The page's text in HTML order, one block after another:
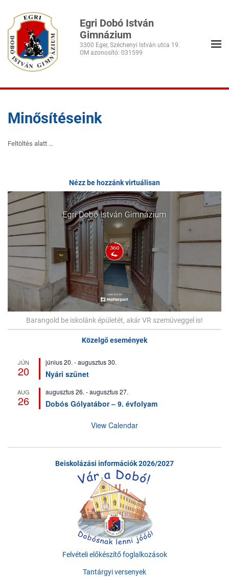
Egri Dobó István
Gimnázium
3300 Eger, Széchenyi István utca 19.
Minősítéseink
Feltöltés alatt …
Nézz be hozzánk virtuálisan
Barangold be iskolánk épületét, akár VR szemüveggel is!
Közelgő események
JÚN
20
június 20. -augusztus 30.
Nyári szünet
AUG
26
augusztus 26. -augusztus 27.
Dobós Gólyatábor – 9. évfolyam
View Calendar
Beiskolázási információk 2026/2027
Felvételi előkészítő foglalkozások
Tantárgyi versenyek